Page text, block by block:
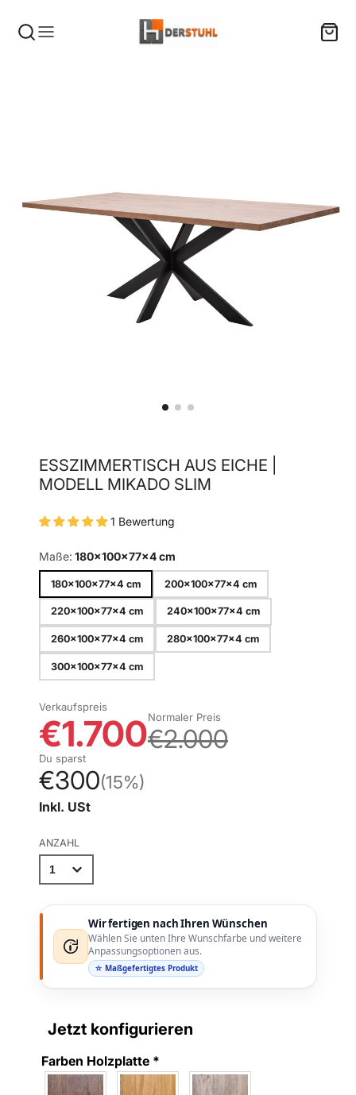
ESSZIMMERTISCH AUS EICHE |
MODELL MIKADO SLIM
1 Bewertung
Maße: 180x100x77x4 cm
180x100x77x4 cm 200x100x77x4 cm
220x100x77x4 cm 240x100x77x4 cm
260x100x77x4 cm 280x100x77x4 cm
300x100x77x4 cm
Verkaufspreis
€1.700Normaler Preis
€2.000
Du sparst
€300(15%)
Inkl. USt
ANZAHL
Wir fertigen nach Ihren Wünschen
Wählen Sie unten Ihre Wunschfarbe und weitere
Anpassungsoptionen aus.
☆ Maßgefertigtes Produkt
Jetzt konfigurieren
Farben Holzplatte *